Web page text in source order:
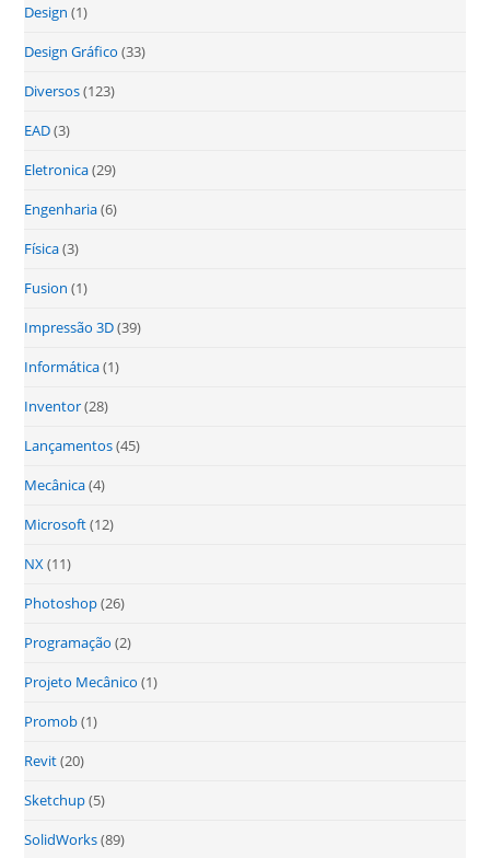
Design (1)
Design Gráfico (33)
Diversos(123)
EAD(3)
Eletronica(29)
Engenharia(6)
Física(3)
Fusion (1)
Impressão 3D(39)
Informática(1)
Inventor(28)
Lançamentos(45)
Mecânica(4)
Microsoft(12)
NX(11)
Photoshop(26)
Programação (2)
Projeto Mecânico (1)
Promob(1)
Revit(20)
Sketchup(5)
SolidWorks(89)